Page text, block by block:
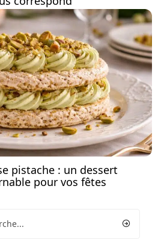
pistache : un dessert
pour vos fêtes